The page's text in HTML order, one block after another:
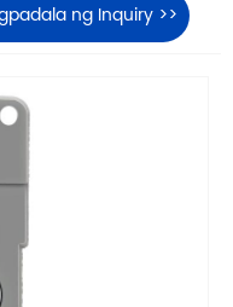
ng Inquiry >>